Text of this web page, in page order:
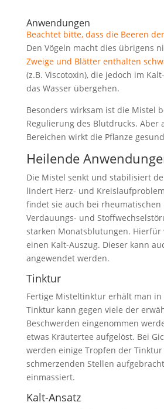
Anwendungen
Beachtet bitte, dass die Beeren
Den Vögeln macht dies übrigens
Zweige und Blätter enthalten
(z.B. Viscotoxin), die jedoch im
das Wasser übergehen.
Besonders wirksam ist die Mistel
Regulierung des Blutdrucks. Aber
Bereichen wirkt die Pflanze
Heilende
Die Mistel senkt und stabilisiert
lindert Herz- und
findet sie auch bei rheumatischen
Verdauungs- und
starken Monatsblutungen. Hierfür
einen Kalt-Auszug. Dieser kann
angewendet werden.
Tinktur
Fertige Misteltinktur erhält man in
Tinktur kann gegen viele der
Beschwerden eingenommen
etwas Kräutertee aufgelöst. Bei
werden einige Tropfen der
schmerzenden Stellen
einmassiert.
Kalt-Ansatz